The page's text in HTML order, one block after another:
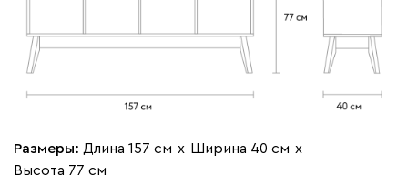
Размеры: Длина 157 см х Ширина 40 см х
Высота 77 см